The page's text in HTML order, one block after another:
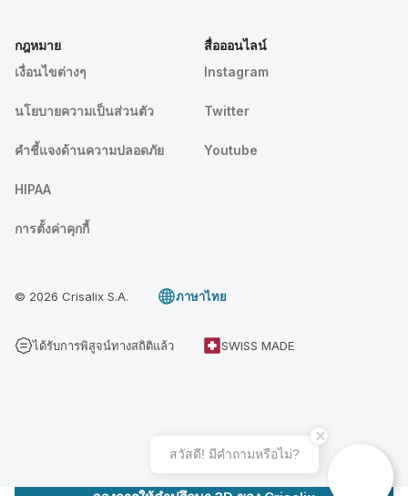
กฎหมาย
เงื่อนไขต่างๆ
นโยบายความเป็นส่วนตัว
คําชี้แจงด้านความปลอดภัย
HIPAA
การตั้งค่าคุกกี้
สื่อออนไลน์
Instagram
Twitter
Youtube
© 2026 Crisalix S.A. ภาษาไทย
ได้รับการพิสูจน์ทางสถิติแล้ว SWISS MADE
สวัสดี! มีคําถามหรือไม่?